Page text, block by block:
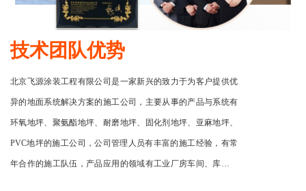
技术团队优势
北京飞源涂装工程有限公司是一家新兴的致力于为客户提供优
异的地面系统解决方案的施工公司，主要从事的产品与系统有
环氧地坪、聚氨酯地坪、耐磨地坪、固化剂地坪、亚麻地坪、
PVC地坪的施工公司，公司管理人员有丰富的施工经验，有常
年合作的施工队伍，产品应用的领域有工业厂房车间、库房、